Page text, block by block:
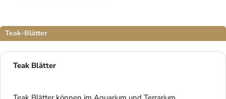
Teak-Blätter
Teak Blätter